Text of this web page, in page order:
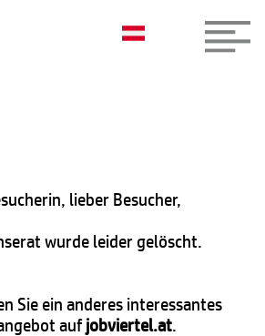
lieber Besucher,
wurde leider gelöscht.
Sie ein anderes interessantes
aufjobviertel.at.